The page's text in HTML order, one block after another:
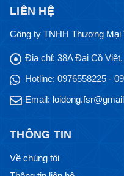
LIÊN HỆ
Công ty TNHH Thương
Địa chỉ: 38A Đại Cồ
Hotline: 0976558225 -
Email:
THÔNG TIN
Về chúng tôi